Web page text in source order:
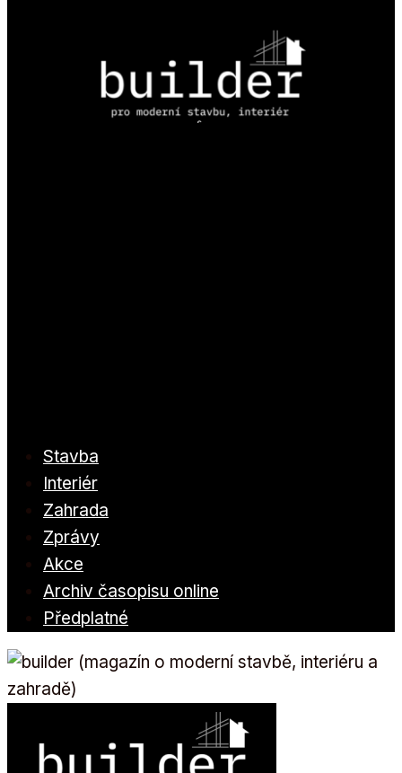
Stavba
Interiér
Zahrada
Zprávy
Akce
Archiv časopisu online
Předplatné